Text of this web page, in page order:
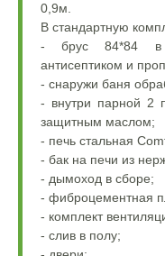
0,9м.
В стандартную
- брус 84*84 в
антисептиком и
- снаружи баня
- внутри парной 2
защитным маслом;
- печь стальная
- бак на печи из
- дымоход в сборе;
- фиброцементная
- комплект
- слив в полу;